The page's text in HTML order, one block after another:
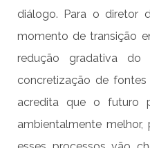
diálogo. Para o diretor
momento de transição
redução gradativa
concretização de
acredita que o futuro
ambientalmente